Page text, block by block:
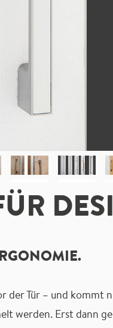
Tür – und kommt
werden. Erst dann